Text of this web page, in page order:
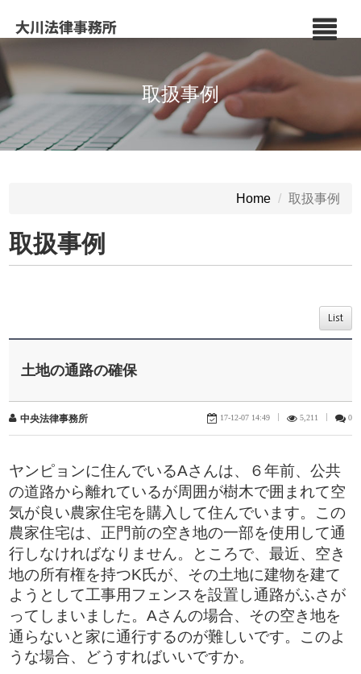
取扱事例
Home 取扱事例
取扱事例
List
土地の通路の確保
中央法律事務所 17-12-07 14:49 5,211 0
​ヤンピョンに住んでいるAさんは、６年前、公共
の道路から離れているが周囲が樹木で囲まれて空
気が良い農家住宅を購入して住んでいます。この
農家住宅は、正門前の空き地の一部を使用して通
行しなければなりません。ところで、最近、空き
地の所有権を持つK氏が、その土地に建物を建て
ようとして工事用フェンスを設置し通路がふさが
ってしまいました。Aさんの場合、その空き地を
通らないと家に通行するのが難しいです。このよ
うな場合、どうすればいいですか。